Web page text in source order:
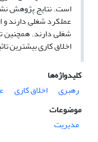
است. نتایج پژوهش
عملکرد شغلی دارند و
شغلی دارند. همچنین
اخلاق کاری بیشترین
کلیدواژه‌ها
رهبری
اخلاق کاری
موضوعات
مدیریت